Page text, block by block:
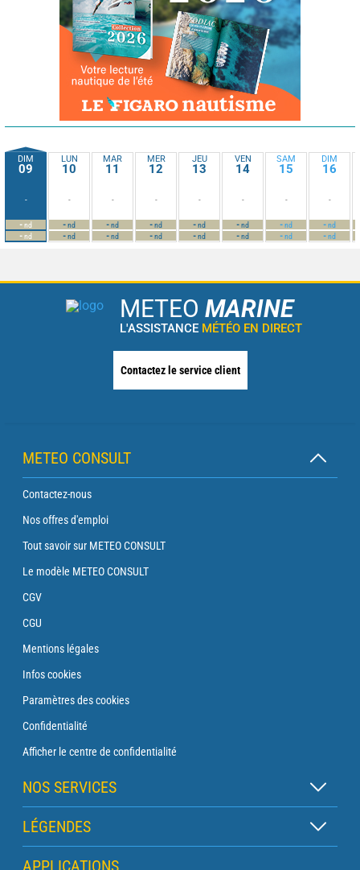
DIM
09
-
-nd
-nd
LUN
10
-
-nd
-nd
MAR
11
-
-nd
-nd
MER
12
-
-nd
-nd
JEU
13
-
-nd
-nd
VEN
14
-
-nd
-nd
SAM
15
-
-nd
-nd
DIM
16
-
-nd
-nd
METEO MARINE
L'ASSISTANCE MÉTÉO EN DIRECT
Contactez le service client
METEO CONSULT
Contactez-nous
Nos offres d'emploi
Tout savoir sur METEO CONSULT
Le modèle METEO CONSULT
CGV
CGU
Mentions légales
Infos cookies
Paramètres des cookies
Confidentialité
Afficher le centre de confidentialité
NOS SERVICES
Abonnement Zen
Abonnement Balise
LÉGENDES
Légende des cartes
APPLICATIONS